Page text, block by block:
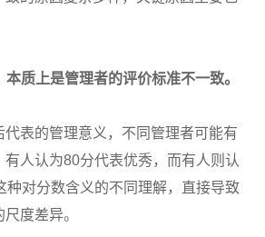
质上是管理者的评价标准不一致。
代表的管理意义，不同管理者可能有
有人认为80分代表优秀，而有人则认
种对分数含义的不同理解，直接导致
度差异。